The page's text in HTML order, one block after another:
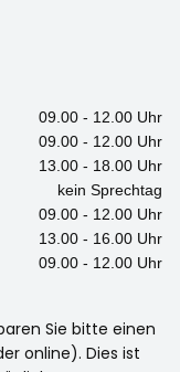
09.00 - 12.00 Uhr
09.00 - 12.00 Uhr
13.00 - 18.00 Uhr
kein Sprechtag
09.00 - 12.00 Uhr
13.00 - 16.00 Uhr
09.00 - 12.00 Uhr
Sie bitte einen
online). Dies ist